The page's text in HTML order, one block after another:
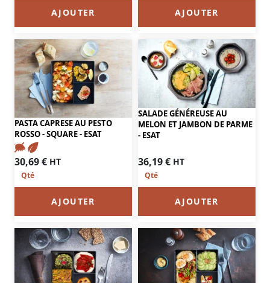
AJOUTER AJOUTER
PASTA CAPRESE AU PESTO
ROSSO - SQUARE - ESAT
30,69€ HT
AJOUTER
SALADE GÉNÉREUSE AU
MELON ET JAMBON DE PARME
- ESAT
36,19€ HT
AJOUTER